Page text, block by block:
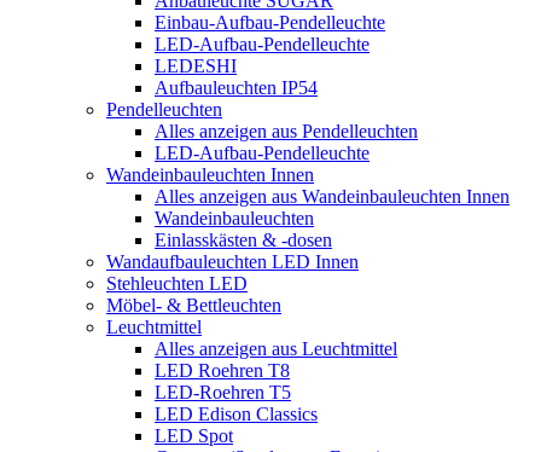
Einbau-Aufbau-Pendelleuchte
LED-Aufbau-Pendelleuchte
LEDESHI
Aufbauleuchten IP54
Pendelleuchten
Alles anzeigen aus Pendelleuchten
LED-Aufbau-Pendelleuchte
Wandeinbauleuchten Innen
Alles anzeigen aus Wandeinbauleuchten Innen
Wandeinbauleuchten
Einlasskästen & -dosen
Wandaufbauleuchten LED Innen
Stehleuchten LED
Möbel- & Bettleuchten
Leuchtmittel
Alles anzeigen aus Leuchtmittel
LED Roehren T8
LED-Roehren T5
LED Edison Classics
LED Spot